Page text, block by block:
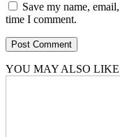
Save my name,
time I comment.
YOU MAY ALSO LIKE